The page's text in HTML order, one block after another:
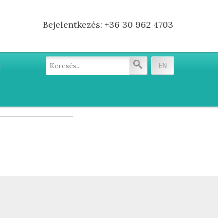
Bejelentkezés: +36 30 962 4703
EN